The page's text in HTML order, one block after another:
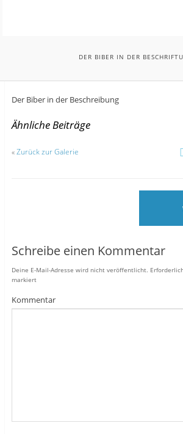
DER BIBER IN DER
Der Biber in der Beschreibung
Ähnliche Beiträge
«Zurück zur Galerie
Schreibe einen Kommentar
Deine E-Mail-Adresse wird nicht veröffentlicht.
markiert
Kommentar